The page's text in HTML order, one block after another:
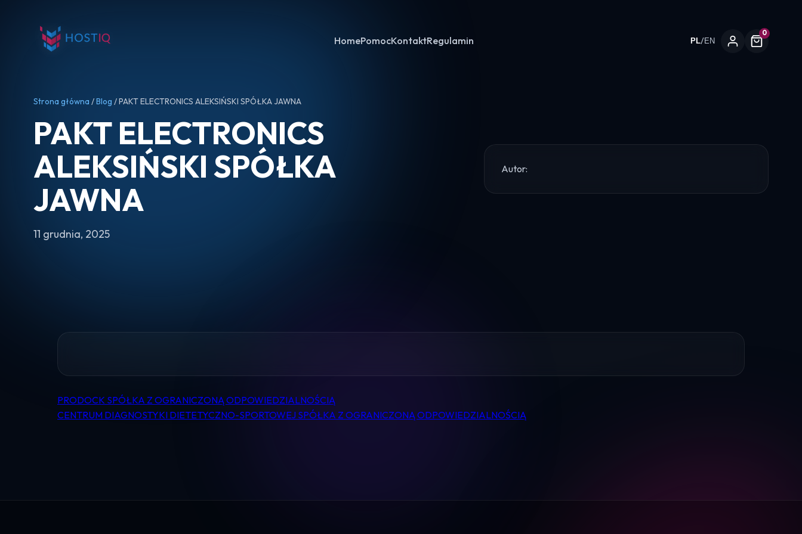
HomePomocKontaktRegulamin PL/EN
0
Logowanie
Strona główna /Blog / PAKT ELECTRONICS ALEKSIŃSKI SPÓŁKA JAWNA
PAKT ELECTRONICS
ALEKSIŃSKI SPÓŁKA
JAWNA
11 grudnia, 2025
Autor:
Nawigacja
PRODOCK SPÓŁKA Z OGRANICZONĄ ODPOWIEDZIALNOŚCIĄ
CENTRUM DIAGNOSTYKI DIETETYCZNO-SPORTOWEJ SPÓŁKA Z OGRANICZONĄ ODPOWIEDZIALNOŚCIĄ